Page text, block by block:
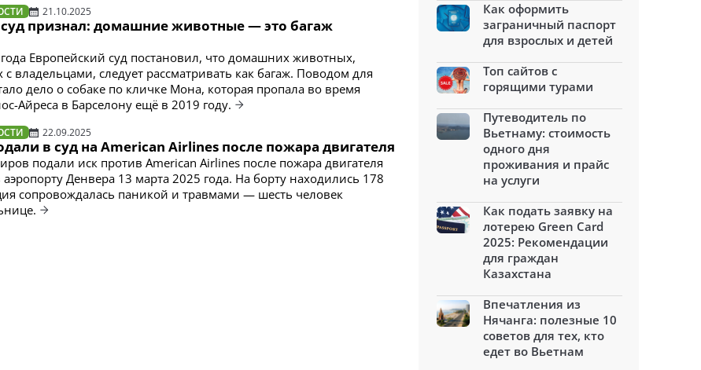
21.10.2025
признал: домашние животные — это багаж
Европейский суд постановил, что домашних животных,
владельцами, следует рассматривать как багаж. Поводом для
дело о собаке по кличке Мона, которая пропала во время
Айреса в Барселону ещё в 2019 году.
22.09.2025
в суд на American Airlines после пожара двигателя
подали иск против American Airlines после пожара двигателя
Денвера 13 марта 2025 года. На борту находились 178
сопровождалась паникой и травмами — шесть человек
Как оформить
заграничный паспорт
для взрослых и детей
Топ сайтов с
горящими турами
Путеводитель по
Вьетнаму: стоимость
одного дня
проживания и прайс
на услуги
Как подать заявку на
лотерею Green Card
2025: Рекомендации
для граждан
Казахстана
Впечатления из
Нячанга: полезные 10
советов для тех, кто
едет во Вьетнам